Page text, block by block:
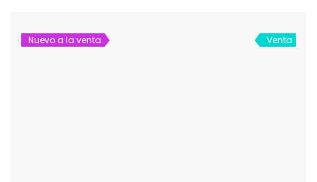
Nuevo a la venta Venta